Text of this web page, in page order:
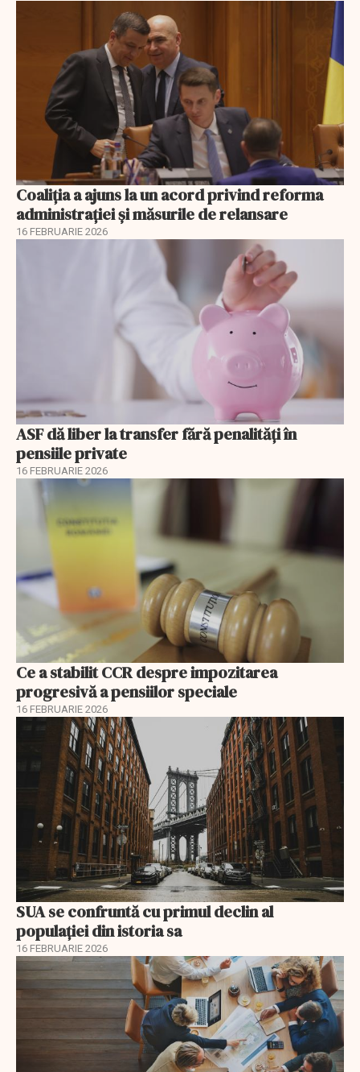
Coaliția a ajuns la un acord privind reforma
administrației și măsurile de relansare
16 FEBRUARIE 2026
ASF dă liber la transfer fără penalități în
pensiile private
16 FEBRUARIE 2026
Ce a stabilit CCR despre impozitarea
progresivă a pensiilor speciale
16 FEBRUARIE 2026
SUA se confruntă cu primul declin al
populației din istoria sa
16 FEBRUARIE 2026